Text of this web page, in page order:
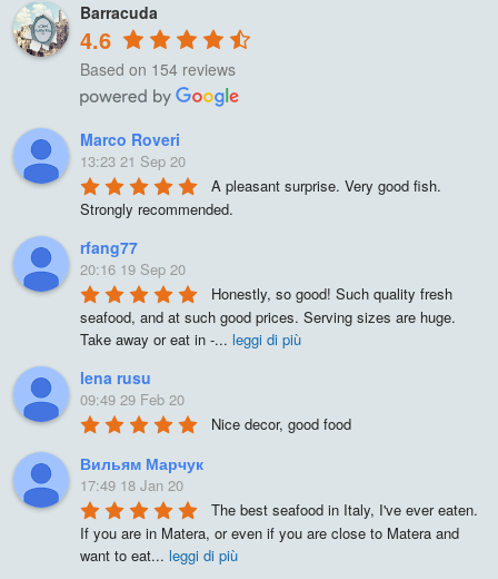
Barracuda
4.6
Based on 154 reviews
Marco Roveri
13:23 21 Sep 20
A pleasant surprise. Very good fish.
Strongly recommended.
rfang77
20:16 19 Sep 20
Honestly, so good! Such quality fresh
seafood, and at such good prices. Serving sizes are huge.
Take away or eat in -... leggi di più
lena rusu
09:49 29 Feb 20
Nice decor, good food
Вильям Марчук
17:49 18 Jan 20
The best seafood in Italy, I've ever eaten.
If you are in Matera, or even if you are close to Matera and
want to eat... leggi di più